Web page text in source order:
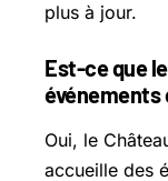
plus à jour.
Est-ce que
événements
Oui, le
accueille des